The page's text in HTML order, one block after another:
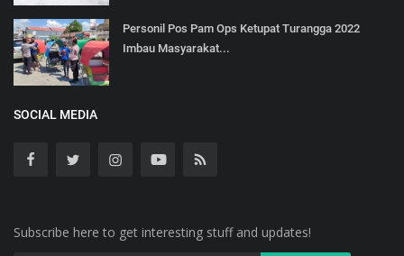
Personil Pos Pam Ops Ketupat Turangga 2022
Imbau Masyarakat...
SOCIAL MEDIA
Subscribe here to get interesting stuff and updates!